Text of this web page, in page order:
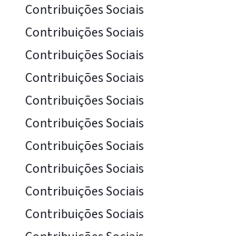
Contribuições Sociais
Contribuições Sociais
Contribuições Sociais
Contribuições Sociais
Contribuições Sociais
Contribuições Sociais
Contribuições Sociais
Contribuições Sociais
Contribuições Sociais
Contribuições Sociais